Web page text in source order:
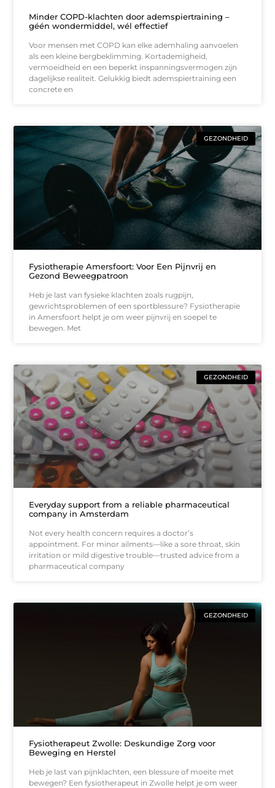
Minder COPD-klachten door ademspiertraining –
géén wondermiddel, wél effectief
Voor mensen met COPD kan elke ademhaling aanvoelen
als een kleine bergbeklimming. Kortademigheid,
vermoeidheid en een beperkt inspanningsvermogen zijn
dagelijkse realiteit. Gelukkig biedt ademspiertraining een
concrete en
GEZONDHEID
Fysiotherapie Amersfoort: Voor Een Pijnvrij en
Gezond Beweegpatroon
Heb je last van fysieke klachten zoals rugpijn,
gewrichtsproblemen of een sportblessure? Fysiotherapie
in Amersfoort helpt je om weer pijnvrij en soepel te
bewegen. Met
GEZONDHEID
Everyday support from a reliable pharmaceutical
company in Amsterdam
Not every health concern requires a doctor’s
appointment. For minor ailments—like a sore throat, skin
irritation or mild digestive trouble—trusted advice from a
pharmaceutical company
GEZONDHEID
Fysiotherapeut Zwolle: Deskundige Zorg voor
Beweging en Herstel
Heb je last van pijnklachten, een blessure of moeite met
bewegen? Een fysiotherapeut in Zwolle helpt je om weer